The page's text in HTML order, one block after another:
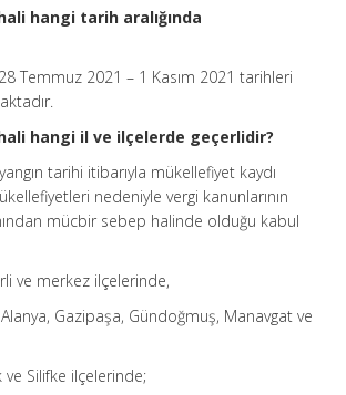
hangi tarih aralığında
Temmuz 2021 – 1 Kasım 2021 tarihleri
hangi il ve ilçelerde geçerlidir?
tarihi itibarıyla mükellefiyet kaydı
nedeniyle vergi kanunlarının
mücbir sebep halinde olduğu kabul
ve merkez ilçelerinde,
Alanya, Gazipaşa, Gündoğmuş, Manavgat ve
ve Silifke ilçelerinde;